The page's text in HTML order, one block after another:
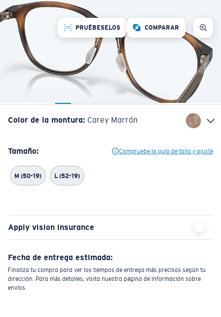
PRUÉBESELOS COMPARAR
Color de la montura: Carey Marrón
Tamaño: Compruebe la guía de talla y ajuste
M (50-19) L (52-19)
Apply vision insurance
Fecha de entrega estimada:
Finaliza tu compra para ver los tiempos de entrega más precisos según tu
dirección. Para más detalles, visita nuestra página de información sobre
envíos.